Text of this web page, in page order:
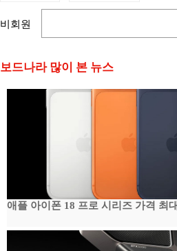
비회원
보드나라 많이 본 뉴스
애플 아이폰 18 프로 시리즈 가격 최